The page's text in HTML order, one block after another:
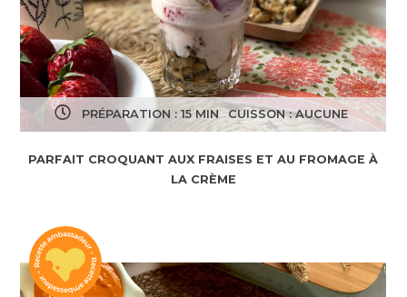
PRÉPARATION : 15 MIN CUISSON : AUCUNE
PARFAIT CROQUANT AUX FRAISES ET AU FROMAGE À
LA CRÈME